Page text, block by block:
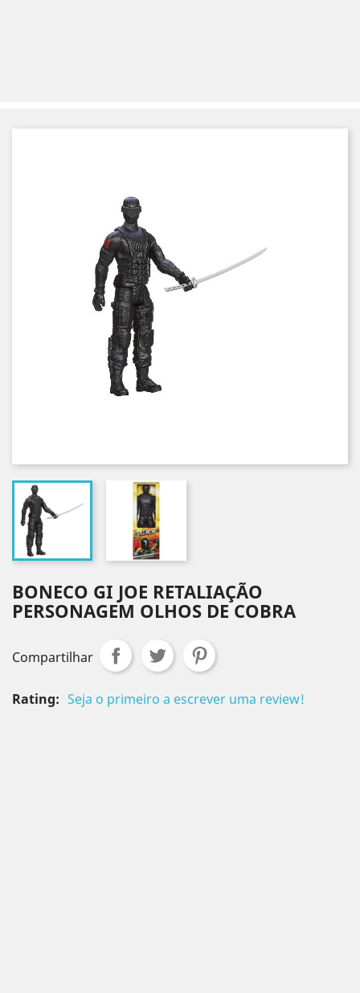
BONECO GI JOE RETALIAÇÃO
PERSONAGEM OLHOS DE COBRA
Compartilhar
Rating: Seja o primeiro a escrever uma review!